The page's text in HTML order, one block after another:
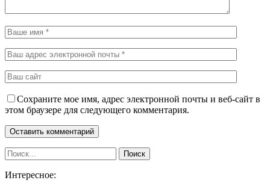
Сохраните мое имя, адрес электронной почты и веб-сайт в
этом браузере для следующего комментария.
Интересное: